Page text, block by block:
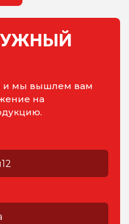
и мы вышлем вам
на